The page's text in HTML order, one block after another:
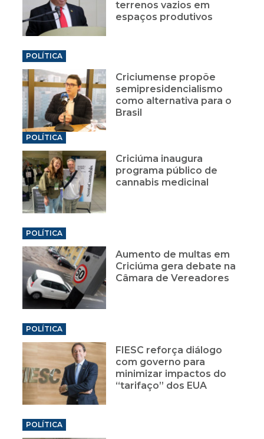
terrenos vazios em
espaços produtivos
POLÍTICA
Criciumense propõe
semipresidencialismo
como alternativa para o
Brasil
POLÍTICA
Criciúma inaugura
programa público de
cannabis medicinal
POLÍTICA
Aumento de multas em
Criciúma gera debate na
Câmara de Vereadores
POLÍTICA
FIESC reforça diálogo
com governo para
minimizar impactos do
“tarifaço” dos EUA
POLÍTICA